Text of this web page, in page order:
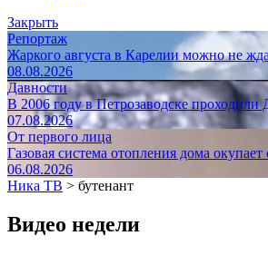
Закрыть
Репортаж
Жаркого августа в Карелии можно не
08.08.2026
Давности
В 2006 году в Петрозаводске
07.08.2026
От первого лица
Газовая система отопления дома
06.08.2026
Ника ТВ > бутенант
Видео недели